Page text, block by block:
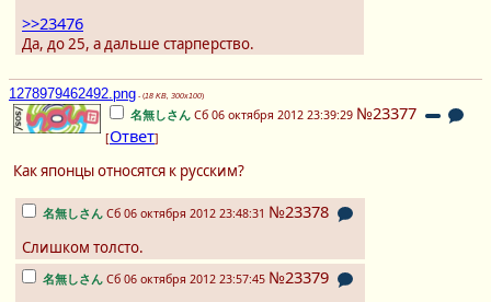
>>23476
Да, до 25, а дальше старперство.
1278979462492.png - (18 KB, 300x100)
名無しさん Сб 06 октября 2012 23:39:29 №23377
[Ответ]
Как японцы относятся к русским?
名無しさん Сб 06 октября 2012 23:48:31 №23378
Слишком толсто.
名無しさん Сб 06 октября 2012 23:57:45 №23379